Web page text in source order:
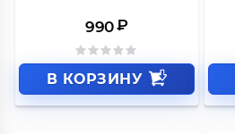
990 ₽
В КОРЗИНУ